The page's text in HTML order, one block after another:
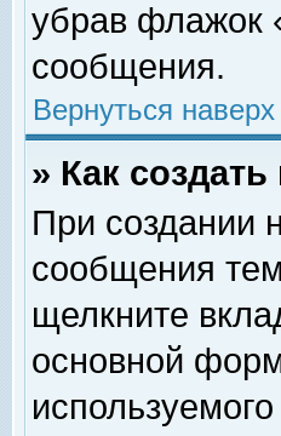
убрав флажок
сообщения.
Вернуться наверх
» Как
При создании
сообщения
щелкните
основной